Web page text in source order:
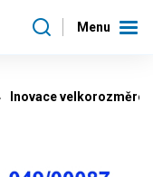
Menu
Inovace